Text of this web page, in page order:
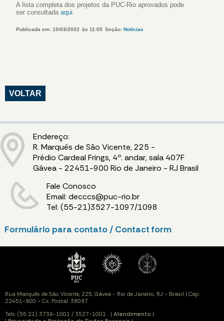
A lista completa dos projetos da PUC-Rio aprovados pode
ser consultada aqui
Publicada em: 15/03/2022 às 11:05 Seção: Notícias
VOLTAR
Endereço:
R. Marquês de São Vicente, 225 -
Prédio Cardeal Frings, 4º. andar, sala 407F
Gávea - 22451-900 Rio de Janeiro - RJ Brasil
Fale Conosco
Email: decccs@puc-rio.br
Tel: (55-21)3527-1097/1098
Formulário para contato / Contact form